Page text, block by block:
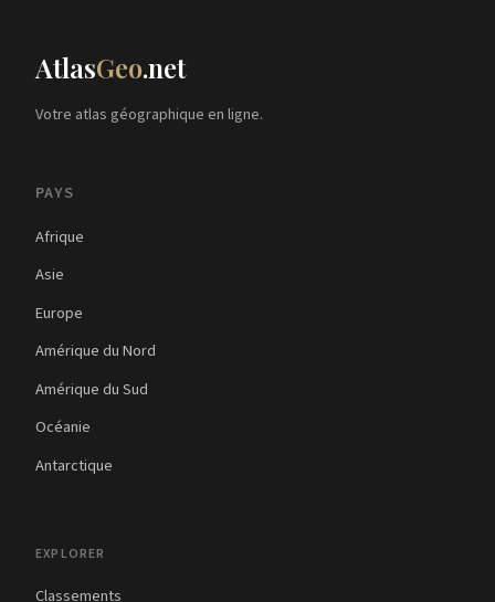
AtlasGeo.net
Votre atlas géographique en ligne.
PAYS
Afrique
Asie
Europe
Amérique du Nord
Amérique du Sud
Océanie
Antarctique
EXPLORER
Classements